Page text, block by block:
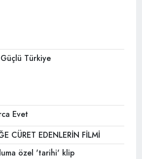
Türkiye
Evet
CÜRET EDENLERİN FİLMİ
özel 'tarihi' klip